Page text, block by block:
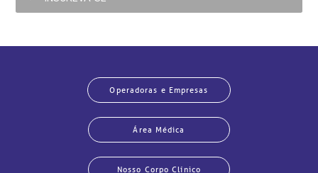
Operadoras e Empresas
Área Médica
Nosso Corpo Clínico